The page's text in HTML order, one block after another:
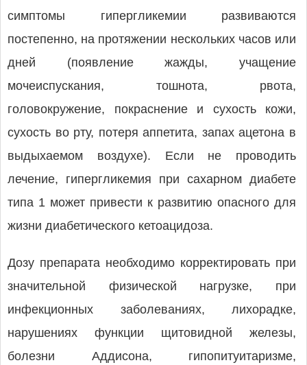
симптомы гипергликемии развиваются
постепенно, на протяжении нескольких часов или
дней (появление жажды, учащение
мочеиспускания, тошнота, рвота,
головокружение, покраснение и сухость кожи,
сухость во рту, потеря аппетита, запах ацетона в
выдыхаемом воздухе). Если не проводить
лечение, гипергликемия при сахарном диабете
типа 1 может привести к развитию опасного для
жизни диабетического кетоацидоза.
Дозу препарата необходимо корректировать при
значительной физической нагрузке, при
инфекционных заболеваниях, лихорадке,
нарушениях функции щитовидной железы,
болезни Аддисона, гипопитуитаризме,